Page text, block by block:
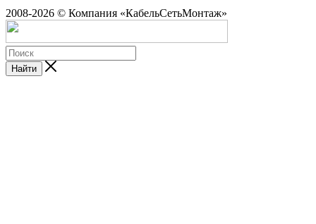
2008-2026 © Компания «КабельСетьМонтаж»
Найти